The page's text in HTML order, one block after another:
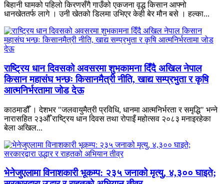
बिहानी घामको पहिलो किरणसँगै गाउँको एकजना वृद्ध किसान आफ्नो
धानखेततर्फ लागे । उनी खेतको डिलमा उभिएर केही बेर मौन बसे । हल्का...
राष्ट्रिय धान दिवसको अवसरमा शुभकामना दिँदै अखिल नेपाल
किसान महासंघ भन्छः किसानमैत्री नीति, खाद्य सम्प्रभुता र कृषि
आत्मनिर्भरतामा जोड देऊ
काठमाडौँ । देशभर "जलवायुमैत्री प्रविधि, धानमा आत्मनिर्भरता र समृद्धि" भन्ने
नारासहित २३औँ राष्ट्रिय धान दिवस तथा रोपाइँ महोत्सव २०८३ मनाइरहेका
बेला अखिल...
भेनेजुएलामा विनाशकारी भूकम्प: २३५ जनाको मृत्यु, ४,३०० घाइते;